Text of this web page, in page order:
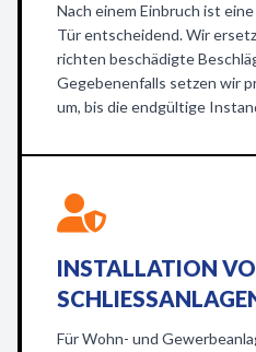
Nach einem Einbruch ist
Tür entscheidend. Wir
richten beschädigte
Gegebenenfalls setzen wir
um, bis die endgültige
INSTALLATION
SCHLIESSANLAGEN
Für Wohn- und